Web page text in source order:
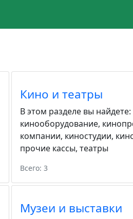
Кино и театры
В этом разделе вы найдете:
кинооборудование,
компании, киностудии,
прочие кассы, театры
Всего: 3
Музеи и выставки